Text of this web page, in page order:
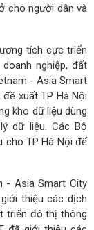
cho người dân và
tích cực triển
nghiệp, đất
- Asia Smart
xuất TP Hà Nội
kho dữ liệu dùng
dữ liệu. Các Bộ
cho TP Hà Nội để
- Asia Smart City
thiệu các dịch
triển đô thị thông